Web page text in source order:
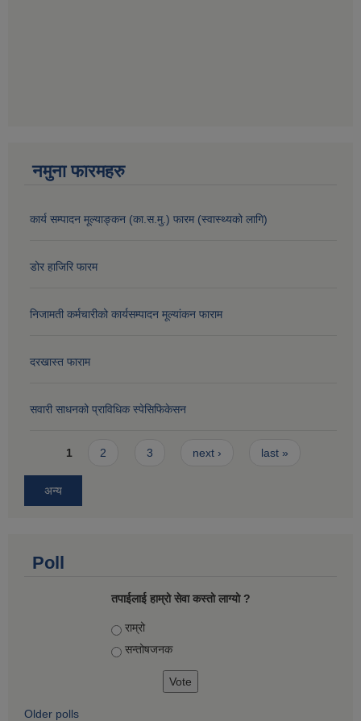
नमुना फारमहरु
कार्य सम्पादन मूल्याङ्कन (का.स.मु.) फारम (स्वास्थ्यको लागि)
डोर हाजिरि फारम
निजामती कर्मचारीको कार्यसम्पादन मूल्यांकन फाराम
दरखास्त फाराम
सवारी साधनको प्राविधिक स्पेसिफिकेसन
Pages
1 2 3 next › last »
अन्य
Poll
तपाईलाई हाम्रो सेवा कस्तो लाग्यो ?
Choices
राम्रो
सन्तोषज‍नक
Older polls